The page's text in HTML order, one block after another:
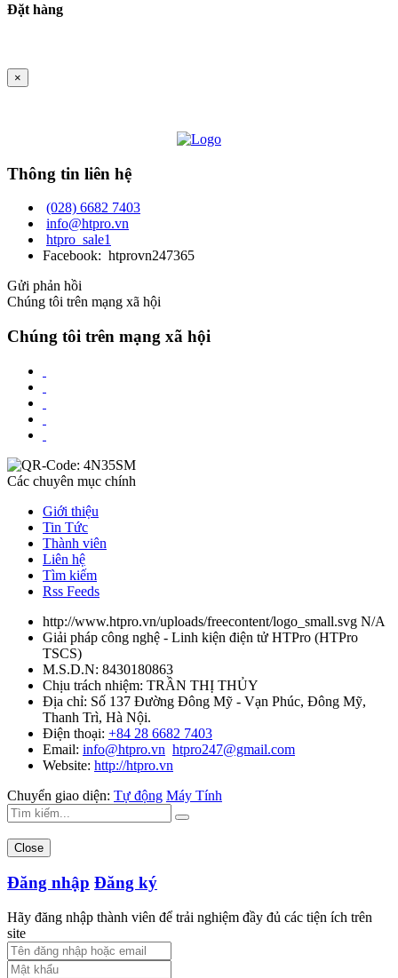
Đặt hàng
×
Thông tin liên hệ
(028) 6682 7403
info@htpro.vn
htpro_sale1
Facebook: htprovn247365
Gửi phản hồi
Chúng tôi trên mạng xã hội
Chúng tôi trên mạng xã hội
Các chuyên mục chính
Giới thiệu
Tin Tức
Thành viên
Liên hệ
Tìm kiếm
Rss Feeds
http://www.htpro.vn/uploads/freecontent/logo_small.svg N/A
Giải pháp công nghệ - Linh kiện điện tử HTPro (HTPro
TSCS)
M.S.D.N: 8430180863
Chịu trách nhiệm: TRẦN THỊ THỦY
Địa chỉ: Số 137 Đường Đông Mỹ - Vạn Phúc, Đông Mỹ,
Thanh Trì, Hà Nội.
Điện thoại: +84 28 6682 7403
Email: info@htpro.vn htpro247@gmail.com
Website: http://htpro.vn
Chuyển giao diện: Tự động Máy Tính
Close
Đăng nhập Đăng ký
Hãy đăng nhập thành viên để trải nghiệm đầy đủ các tiện ích trên
site